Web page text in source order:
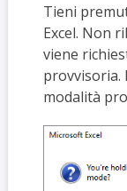
Tieni
Excel. Non
viene
provvisoria.
modalità